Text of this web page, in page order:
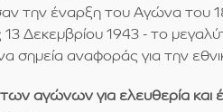
την έναρξη του Αγώνα του
Δεκεμβρίου 1943 - το
σημεία αναφοράς για την
αγώνων για ελευθερία και